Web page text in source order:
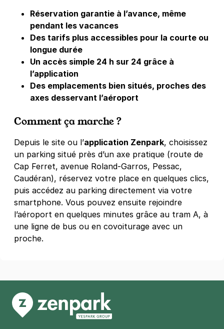
Réservation garantie à l’avance, même
pendant les vacances
Des tarifs plus accessibles pour la courte ou
longue durée
Un accès simple 24 h sur 24 grâce à
l’application
Des emplacements bien situés, proches des
axes desservant l’aéroport
Comment ça marche ?
Depuis le site ou l’application Zenpark, choisissez
un parking situé près d’un axe pratique (route de
Cap Ferret, avenue Roland-Garros, Pessac,
Caudéran), réservez votre place en quelques clics,
puis accédez au parking directement via votre
smartphone. Vous pouvez ensuite rejoindre
l’aéroport en quelques minutes grâce au tram A, à
une ligne de bus ou en covoiturage avec un
proche.